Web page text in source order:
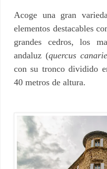
Acoge una gran
elementos destacables
grandes cedros, los
andaluz (quercus
con su tronco dividido
40 metros de altura.